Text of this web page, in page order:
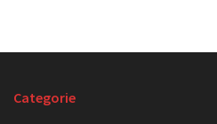
Categorie